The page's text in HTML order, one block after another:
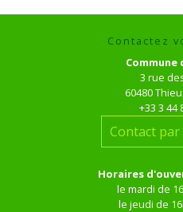
Contactez
Commune
3 rue
60480
+33 3 44
Contact
Horaires
le mardi de
le jeudi de